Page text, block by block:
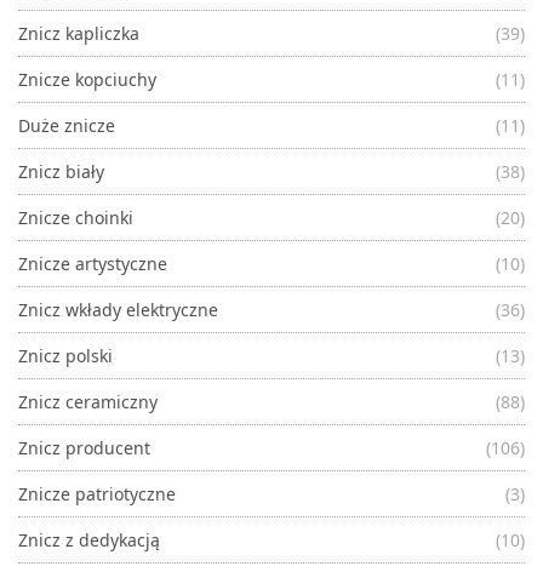
Znicz kapliczka
(39)
Znicze kopciuchy
(11)
Duże znicze
(11)
Znicz biały
(38)
Znicze choinki
(20)
Znicze artystyczne
(10)
Znicz wkłady elektryczne
(36)
Znicz polski
(13)
Znicz ceramiczny
(88)
Znicz producent
(106)
Znicze patriotyczne
(3)
Znicz z dedykacją
(10)